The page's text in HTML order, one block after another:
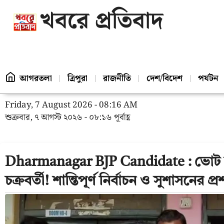
খবরে প্রতিবাদ
আগরতলা ত্রিপুরা রাজনীতি দেশ/বিদেশ পর্যটন
Friday, 7 August 2026 - 08:16 AM
শুক্রবার, ৭ আগস্ট ২০২৬ - ০৮:১৬ পূর্বাহ্ণ
Dharmanagar BJP Candidate : ভোট
চক্রবর্তী! শান্তিপূর্ণ নির্বাচন ও সুশাসনের